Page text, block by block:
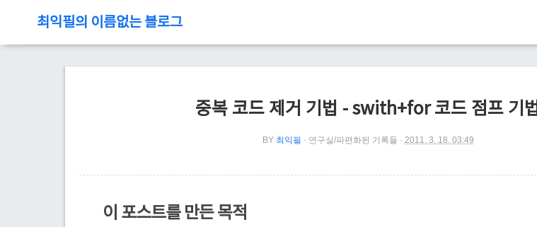
최익필의 이름없는 블로그
중복 코드 제거 기법 - swith+for 코드 점프 기법
BY 최익필 연구실/파편화된 기록들 2011. 3. 18. 03:49
이 포스트를 만든 목적